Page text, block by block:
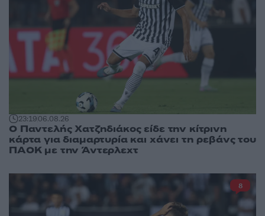
23:1906.08.26
Ο Παντελής Χατζηδιάκος είδε την κίτρινη
κάρτα για διαμαρτυρία και χάνει τη ρεβάνς του
ΠΑΟΚ με την Άντερλεχτ
8